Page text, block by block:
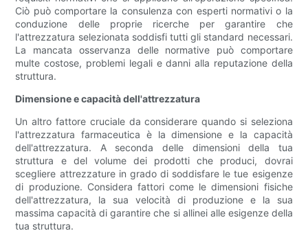
Ciò può comportare la consulenza con esperti normativi o la
conduzione delle proprie ricerche per garantire che
l'attrezzatura selezionata soddisfi tutti gli standard necessari.
La mancata osservanza delle normative può comportare
multe costose, problemi legali e danni alla reputazione della
struttura.
Dimensione e capacità dell'attrezzatura
Un altro fattore cruciale da considerare quando si seleziona
l'attrezzatura farmaceutica è la dimensione e la capacità
dell'attrezzatura. A seconda delle dimensioni della tua
struttura e del volume dei prodotti che produci, dovrai
scegliere attrezzature in grado di soddisfare le tue esigenze
di produzione. Considera fattori come le dimensioni fisiche
dell'attrezzatura, la sua velocità di produzione e la sua
massima capacità di garantire che si allinei alle esigenze della
tua struttura.